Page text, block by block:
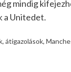
mindig
a Unitedet.
, átigazolások,